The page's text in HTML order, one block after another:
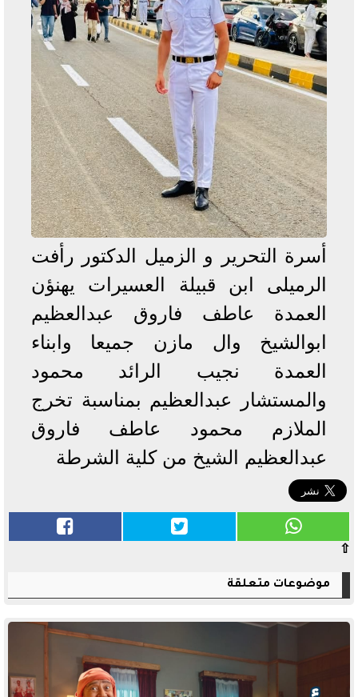
أسرة التحرير و الزميل الدكتور رأفت
الرميلى ابن قبيلة العسيرات يهنؤن
العمدة عاطف فاروق عبدالعظيم
ابوالشيخ وال مازن جميعا وابناء
العمدة نجيب الرائد محمود
والمستشار عبدالعظيم بمناسبة تخرج
الملازم محمود عاطف فاروق
عبدالعظيم الشيخ من كلية الشرطة
⇧
موضوعات متعلقة